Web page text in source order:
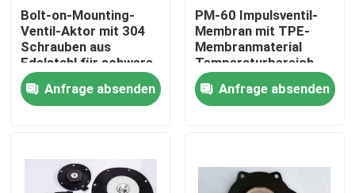
Produkte
Bolt-on-Mounting-
Ventil-Aktor mit 304
Schrauben aus
Edelstahl für schwere
industrielle
Anwendungen
Anfrage absenden
PM-60 Impulsventil-
Membran mit TPE-
Membranmaterial
Temperaturbereich
minus 20 Grad Celsius
bis plus 150 Grad
Celsius Ideal für
Anfrage absenden